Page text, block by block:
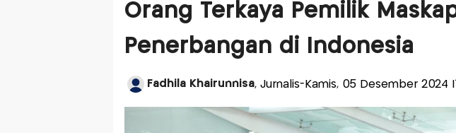
Orang Terkaya Pemilik
Penerbangan di Indonesia
Fadhila Khairunnisa, Jurnalis-Kamis, 05 Desember 2024